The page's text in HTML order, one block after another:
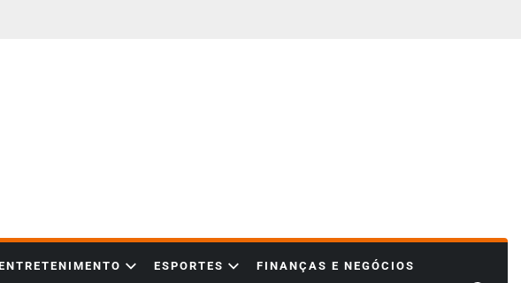
ESPORTES FINANÇAS E NEGÓCIOS